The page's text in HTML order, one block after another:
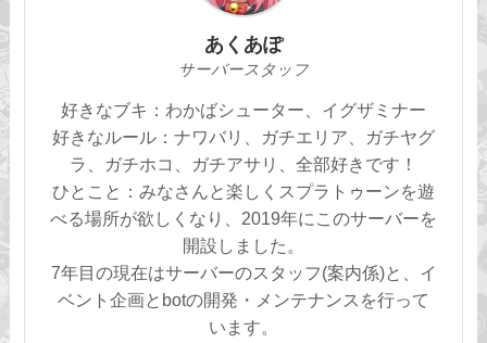
あくあぽ
サーバースタッフ
好きなブキ：わかばシューター、イグザミナー
好きなルール：ナワバリ、ガチエリア、ガチヤグ
ラ、ガチホコ、ガチアサリ、全部好きです！
ひとこと：みなさんと楽しくスプラトゥーンを遊
べる場所が欲しくなり、2019年にこのサーバーを
開設しました。
7年目の現在はサーバーのスタッフ(案内係)と、イ
ベント企画とbotの開発・メンテナンスを行って
います。